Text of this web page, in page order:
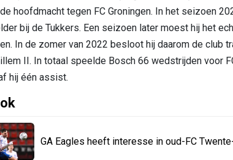
hoofdmacht tegen FC Groningen. In het seizoen
bij de Tukkers. Een seizoen later moest hij het
In de zomer van 2022 besloot hij daarom de club
II. In totaal speelde Bosch 66 wedstrijden voor
hij één assist.
GA Eagles heeft interesse in oud-FC